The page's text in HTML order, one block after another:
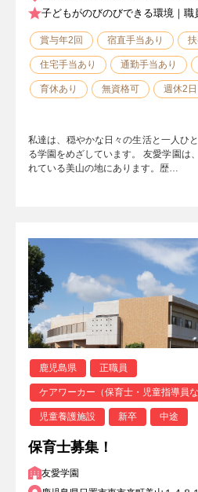
子どもがのびのびできる環境｜
賞与年2回 宿直手当あり
住宅手当あり 通勤手当あり
育休あり 無資格可 週休2日
私達は、穏やかな日々の生活と一人ひ
る学園をめざしています。 友愛学園は
れている美山の地にあります。歴…
鹿児島県 正職員
ケアワーカー（保育士・児童指導員な
児童養護施設 新卒 中途
保育士募集！
友愛学園